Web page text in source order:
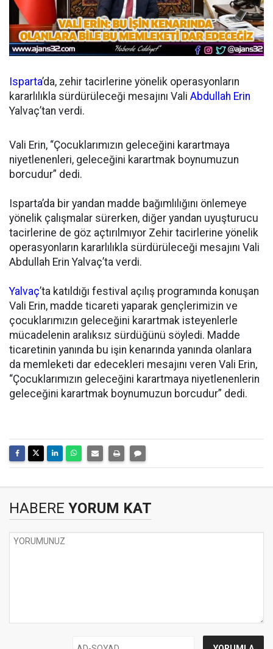
Isparta’da, zehir tacirlerine yönelik operasyonların
kararlılıkla sürdürüleceği mesajını Vali Abdullah Erin
Yalvaç’tan verdi.
Vali Erin, “Çocuklarımızın geleceğini karartmaya
niyetlenenleri, geleceğini karartmak boynumuzun
borcudur” dedi.
Isparta’da bir yandan madde bağımlılığını önlemeye
yönelik çalışmalar sürerken, diğer yandan uyuşturucu
tacirlerine de göz açtırılmıyor Zehir tacirlerine yönelik
operasyonların kararlılıkla sürdürüleceği mesajını Vali
Abdullah Erin Yalvaç’ta verdi.
Yalvaç’ta katıldığı festival açılış programında konuşan
Vali Erin, madde ticareti yaparak gençlerimizin ve
çocuklarımızın geleceğini karartmak isteyenlerle
mücadelenin aralıksız sürdüğünü söyledi. Madde
ticaretinin yanında bu işin kenarında yanında olanlara
da memleketi dar edecekleri mesajını veren Vali Erin,
“Çocuklarımızın geleceğini karartmaya niyetlenenlerin
geleceğini karartmak boynumuzun borcudur” dedi.
HABERE YORUM KAT